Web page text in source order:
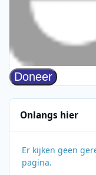
Onlangs hier
Er kijken geen
pagina.